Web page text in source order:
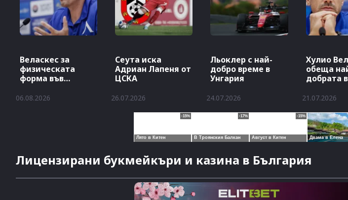
Веласкес за
физическата
форма във
06.08.2026
Сеута иска
Адриан Лапеня от
ЦСКА
26.07.2026
Льоклер с най-
добро време в
Унгария
24.07.2026
Хулио
обеща
добрата
21.07.2026
Лицензирани букмейкъри и казина в България